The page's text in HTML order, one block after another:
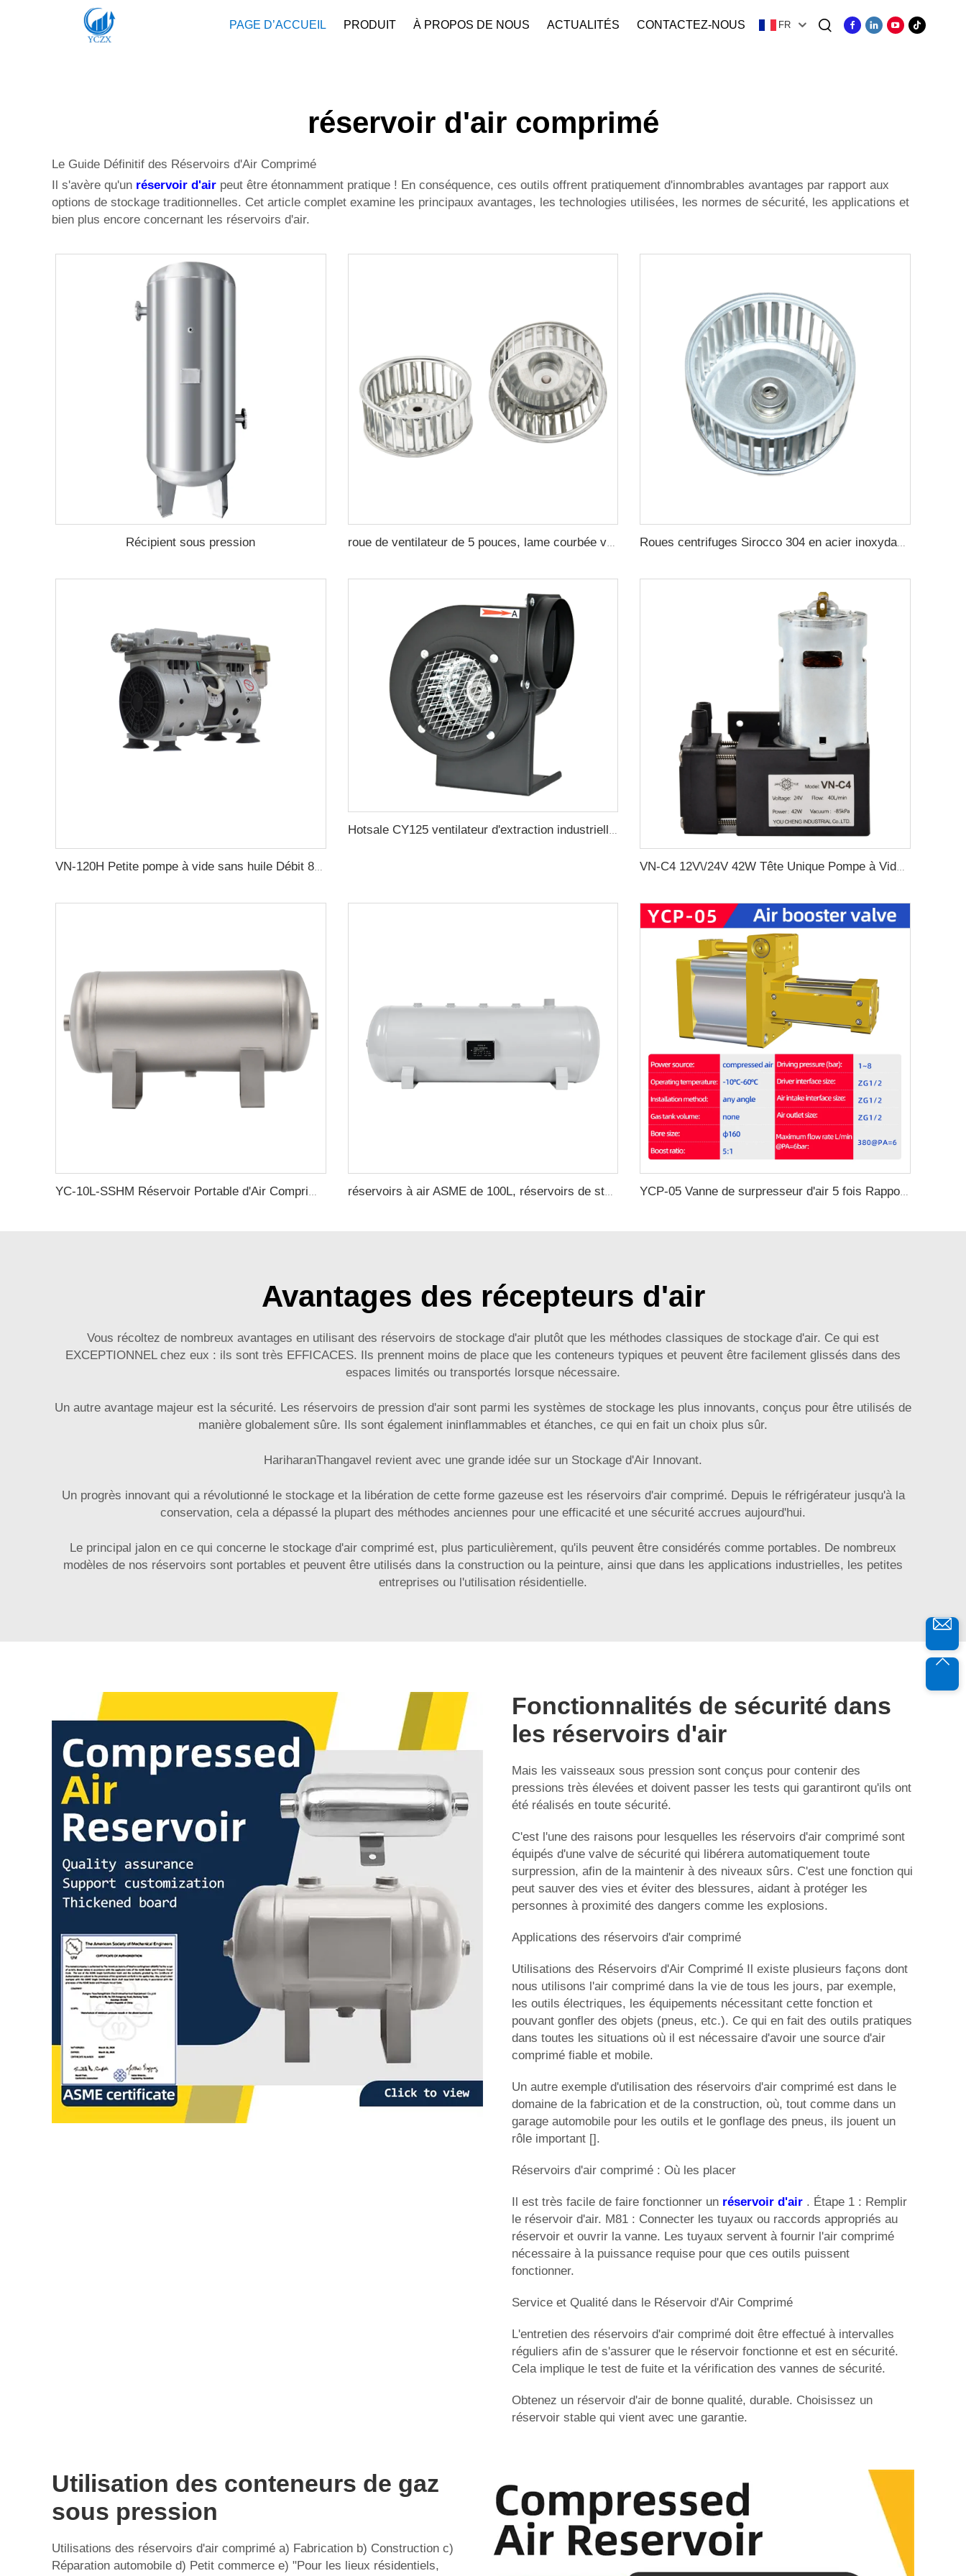
PAGE D’ACCUEIL PRODUIT À PROPOS DE NOUS ACTUALITÉS CONTACTEZ-NOUS FR
réservoir d'air comprimé
Le Guide Définitif des Réservoirs d'Air Comprimé
Il s'avère qu'un réservoir d'air peut être étonnamment pratique ! En conséquence, ces outils offrent pratiquement d'innombrables avantages par rapport aux
options de stockage traditionnelles. Cet article complet examine les principaux avantages, les technologies utilisées, les normes de sécurité, les applications et
bien plus encore concernant les réservoirs d'air.
Récipient sous pression roue de ventilateur de 5 pouces, lame courbée vers l'avant, lames droites, ventilateur centrifuge à extruder pour le refroidissement
VN-120H Petite pompe à vide sans huile Débit 80L/min pour machine médicale Pompe à vide sans huile Pompes de succion
Hotsale CY125 ventilateur d'extraction industrielle à faible bruit, ventilateur centrifuge multi-ailes
VN-C4 12V\/24V 42W Tête Unique Pompe à Vide DC par Pression Négative à Membrane DC
YC-10L-SSHM Réservoir Portable d'Air Comprimé en Acier Inoxydable Horizontal Mat réservoirs à air ASME de 100L, réservoirs de stockage d'air ASME UM, fabriqués en acier au carbone par un fabricant de réservoirs sous pression YCP-05 Vanne de surpresseur d'air 5 fois Rapport de surpression Débit maximum 380L/min
Avantages des récepteurs d'air
Vous récoltez de nombreux avantages en utilisant des réservoirs de stockage d'air plutôt que les méthodes classiques de stockage d'air. Ce qui est
EXCEPTIONNEL chez eux : ils sont très EFFICACES. Ils prennent moins de place que les conteneurs typiques et peuvent être facilement glissés dans des
espaces limités ou transportés lorsque nécessaire.
Un autre avantage majeur est la sécurité. Les réservoirs de pression d'air sont parmi les systèmes de stockage les plus innovants, conçus pour être utilisés de
manière globalement sûre. Ils sont également ininflammables et étanches, ce qui en fait un choix plus sûr.
HariharanThangavel revient avec une grande idée sur un Stockage d'Air Innovant.
Un progrès innovant qui a révolutionné le stockage et la libération de cette forme gazeuse est les réservoirs d'air comprimé. Depuis le réfrigérateur jusqu'à la
conservation, cela a dépassé la plupart des méthodes anciennes pour une efficacité et une sécurité accrues aujourd'hui.
Le principal jalon en ce qui concerne le stockage d'air comprimé est, plus particulièrement, qu'ils peuvent être considérés comme portables. De nombreux
modèles de nos réservoirs sont portables et peuvent être utilisés dans la construction ou la peinture, ainsi que dans les applications industrielles, les petites
entreprises ou l'utilisation résidentielle.
Fonctionnalités de sécurité dans
les réservoirs d'air
Mais les vaisseaux sous pression sont conçus pour contenir des
pressions très élevées et doivent passer les tests qui garantiront qu'ils ont
été réalisés en toute sécurité.
C'est l'une des raisons pour lesquelles les réservoirs d'air comprimé sont
équipés d'une valve de sécurité qui libérera automatiquement toute
surpression, afin de la maintenir à des niveaux sûrs. C'est une fonction qui
peut sauver des vies et éviter des blessures, aidant à protéger les
personnes à proximité des dangers comme les explosions.
Applications des réservoirs d'air comprimé
Utilisations des Réservoirs d'Air Comprimé Il existe plusieurs façons dont
nous utilisons l'air comprimé dans la vie de tous les jours, par exemple,
les outils électriques, les équipements nécessitant cette fonction et
pouvant gonfler des objets (pneus, etc.). Ce qui en fait des outils pratiques
dans toutes les situations où il est nécessaire d'avoir une source d'air
comprimé fiable et mobile.
Un autre exemple d'utilisation des réservoirs d'air comprimé est dans le
domaine de la fabrication et de la construction, où, tout comme dans un
garage automobile pour les outils et le gonflage des pneus, ils jouent un
rôle important [].
Réservoirs d'air comprimé : Où les placer
Il est très facile de faire fonctionner un réservoir d'air . Étape 1 : Remplir
le réservoir d'air. M81 : Connecter les tuyaux ou raccords appropriés au
réservoir et ouvrir la vanne. Les tuyaux servent à fournir l'air comprimé
nécessaire à la puissance requise pour que ces outils puissent
fonctionner.
Service et Qualité dans le Réservoir d'Air Comprimé
L'entretien des réservoirs d'air comprimé doit être effectué à intervalles
réguliers afin de s'assurer que le réservoir fonctionne et est en sécurité.
Cela implique le test de fuite et la vérification des vannes de sécurité.
Obtenez un réservoir d'air de bonne qualité, durable. Choisissez un
réservoir stable qui vient avec une garantie.
Utilisation des conteneurs de gaz
sous pression
Utilisations des réservoirs d'air comprimé a) Fabrication b) Construction c)
Réparation automobile d) Petit commerce e) "Pour les lieux résidentiels,